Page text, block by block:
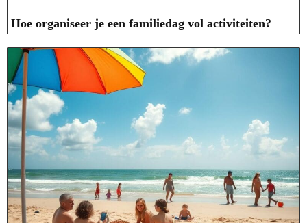
Hoe organiseer je een familiedag vol activiteiten?